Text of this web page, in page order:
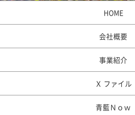
HOME
会社概要
事業紹介
Ｘ ファイル
青藍Ｎｏｗ